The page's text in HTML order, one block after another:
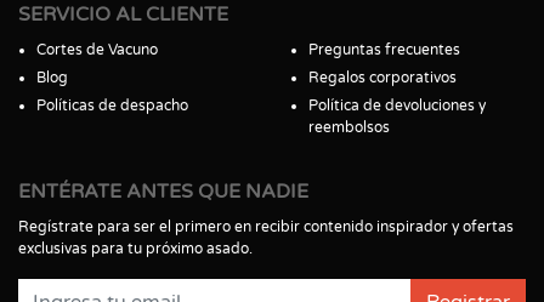
SERVICIO AL CLIENTE
Cortes de Vacuno
Blog
Políticas de despacho
Preguntas frecuentes
Regalos corporativos
Política de devoluciones y
reembolsos
ENTÉRATE ANTES QUE NADIE
Regístrate para ser el primero en recibir contenido inspirador y ofertas
exclusivas para tu próximo asado.